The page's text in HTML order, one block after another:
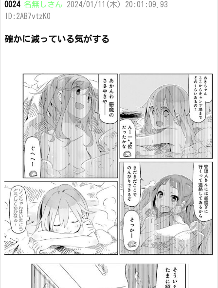
0024 名無しさん 2024/01/11(木) 20:01:09.93
ID:2AB7vtzK0
確かに減っている気がする